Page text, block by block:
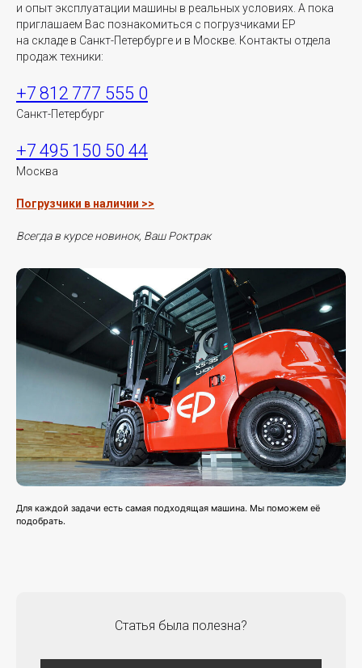
и опыт эксплуатации машины в реальных условиях. А пока
приглашаем Вас познакомиться с погрузчиками EP
на складе в Санкт-Петербурге и в Москве. Контакты отдела
продаж техники:
+7 812 777 555 0
Санкт-Петербург
+7 495 150 50 44
Москва
Погрузчики в наличии >>
Всегда в курсе новинок, Ваш Роктрак
Для каждой задачи есть самая подходящая машина. Мы поможем её
подобрать.
Статья была полезна?